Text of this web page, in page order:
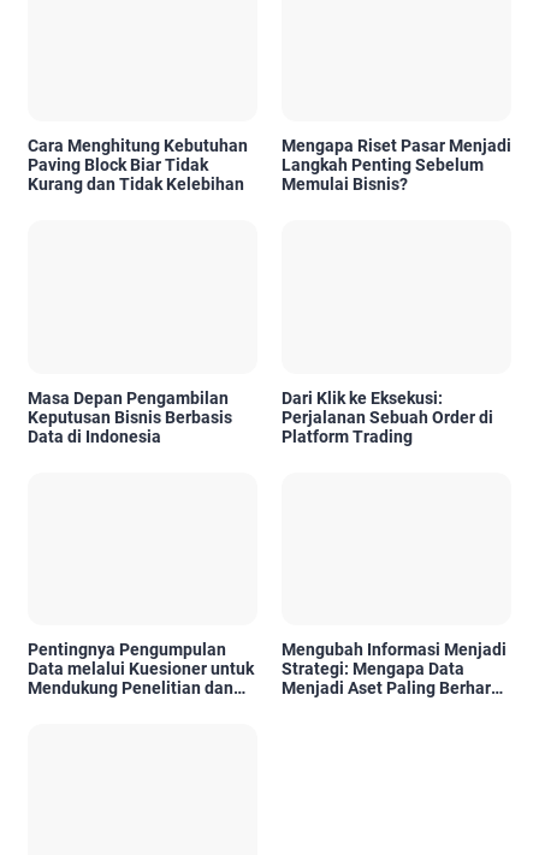
Cara Menghitung Kebutuhan
Paving Block Biar Tidak
Kurang dan Tidak Kelebihan
Mengapa Riset Pasar Menjadi
Langkah Penting Sebelum
Memulai Bisnis?
Masa Depan Pengambilan
Keputusan Bisnis Berbasis
Data di Indonesia
Dari Klik ke Eksekusi:
Perjalanan Sebuah Order di
Platform Trading
Pentingnya Pengumpulan
Data melalui Kuesioner untuk
Mendukung Penelitian dan
Mengubah Informasi Menjadi
Strategi: Mengapa Data
Menjadi Aset Paling Berharga